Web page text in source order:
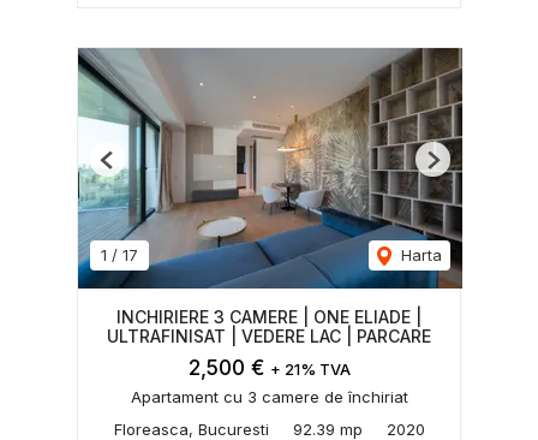
1 / 17 Harta
Previous Next
INCHIRIERE 3 CAMERE | ONE ELIADE |
ULTRAFINISAT | VEDERE LAC | PARCARE
2,500 € + 21% TVA
Apartament cu 3 camere de închiriat
Floreasca, Bucuresti
92.39 mp 2020